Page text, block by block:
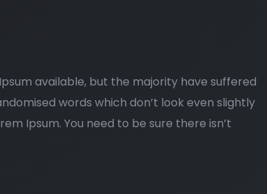
available, but the majority have suffered
words which don’t look even slightly
Ipsum. You need to be sure there isn’t